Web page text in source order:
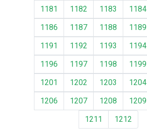
1181
1182 1183 1184
1186
1187 1188 1189
1191
1192 1193 1194
1196
1197 1198 1199
1201
1202 1203 1204
1206
1207 1208 1209
1211
1212